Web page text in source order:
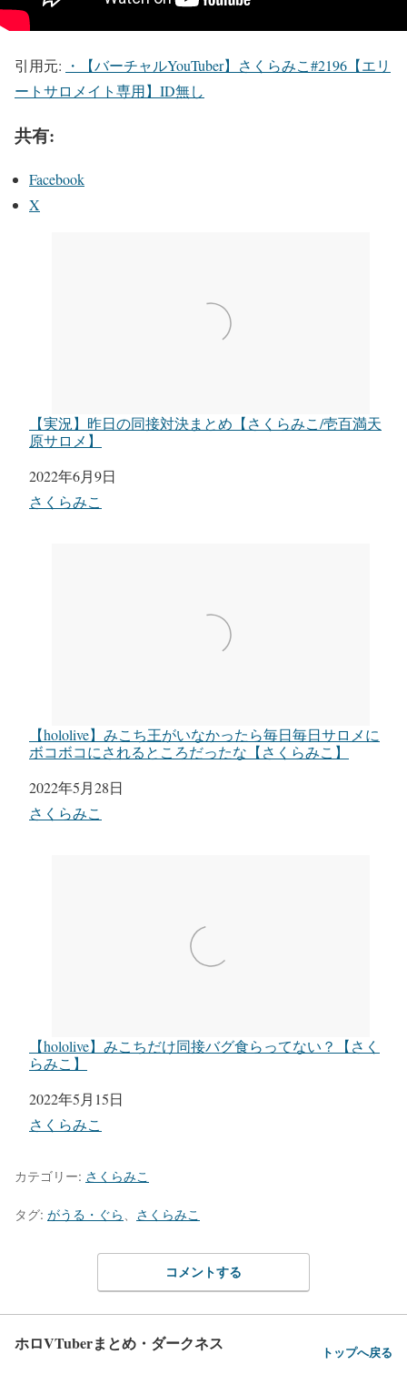
引用元: ・【バーチャルYouTuber】さくらみこ#2196【エリ
ートサロメイト専用】ID無し
共有:
Facebook
X
【実況】昨日の同接対決まとめ【さくらみこ/壱百満天
原サロメ】
日付
2022年6月9日
関連理由
さくらみこ
【hololive】みこち王がいなかったら毎日毎日サロメに
ボコボコにされるところだったな【さくらみこ】
日付
2022年5月28日
関連理由
さくらみこ
【hololive】みこちだけ同接バグ食らってない？【さく
らみこ】
日付
2022年5月15日
関連理由
さくらみこ
カテゴリー: さくらみこ
タグ: がうる・ぐら、 さくらみこ
コメントする
ホロVTuberまとめ・ダークネス トップへ戻る